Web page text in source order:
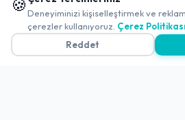
İletişim
iletisim@yakalamac.com.tr
🍪Deneyiminizi kişiselleştirmek ve
çerezler kullanıyoruz. Çerez Politikası
Reddet